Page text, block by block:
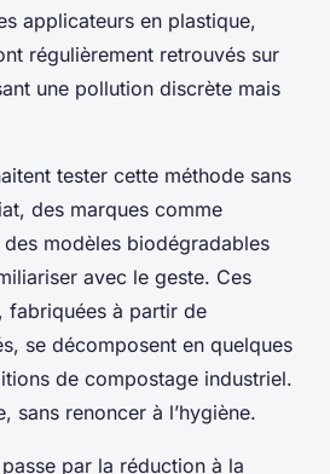
applicateurs en plastique,
régulièrement retrouvés sur
une pollution discrète mais
tester cette méthode sans
des marques comme
modèles biodégradables
avec le geste. Ces
fabriquées à partir de
se décomposent en quelques
de compostage industriel.
sans renoncer à l’hygiène.
par la réduction à la